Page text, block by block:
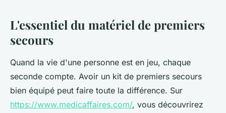
L'essentiel du matériel de premiers
secours
Quand la vie d'une personne est en jeu, chaque
seconde compte. Avoir un kit de premiers secours
bien équipé peut faire toute la différence. Sur
https://www.medicaffaires.com/, vous découvrirez